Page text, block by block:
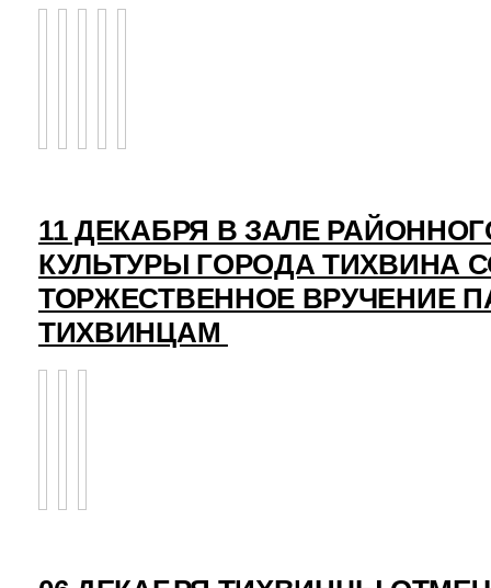
11 ДЕКАБРЯ В ЗАЛЕ
КУЛЬТУРЫ ГОРОДА ТИХВИНА
ТОРЖЕСТВЕННОЕ ВРУЧЕНИЕ
ТИХВИНЦАМ